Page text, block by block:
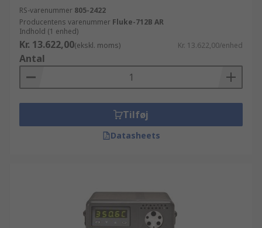
RS-varenummer 805-2422
Producentens varenummer Fluke-712B AR
Indhold (1 enhed)
Kr. 13.622,00(ekskl. moms) Kr. 13.622,00/enhed
Antal
Tilføj
Datasheets